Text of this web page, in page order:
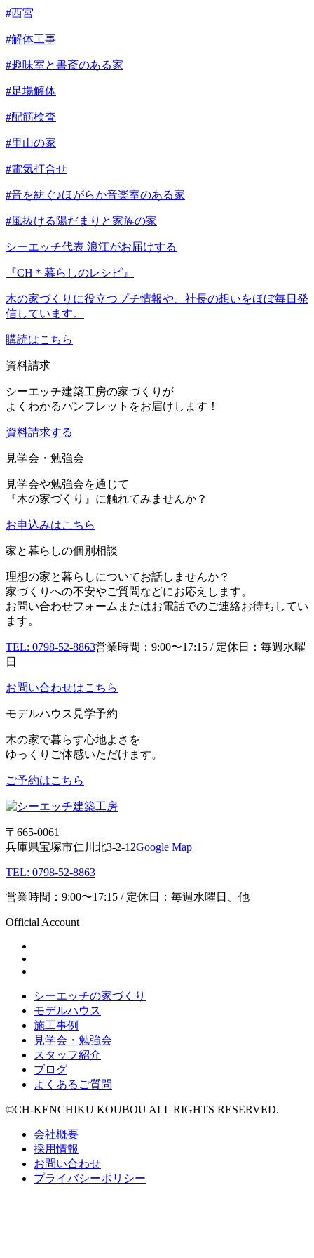
#西宮
#解体工事
#趣味室と書斎のある家
#足場解体
#配筋検査
#里山の家
#電気打合せ
#音を紡ぐ♪ほがらか音楽室のある家
#風抜ける陽だまりと家族の家
シーエッチ代表 浪江がお届けする
『CH＊暮らしのレシピ』
木の家づくりに役立つプチ情報や、社長の想いをほぼ毎日発
信しています。
購読はこちら
資料請求
シーエッチ建築工房の家づくりが
よくわかるパンフレットをお届けします！
資料請求する
見学会・勉強会
見学会や勉強会を通じて
『木の家づくり』に触れてみませんか？
お申込みはこちら
家と暮らしの個別相談
理想の家と暮らしについてお話しませんか？
家づくりへの不安やご質問などにお応えします。
お問い合わせフォームまたはお電話でのご連絡お待ちしてい
ます。
TEL: 0798-52-8863営業時間：9:00〜17:15 / 定休日：毎週水曜
日
お問い合わせはこちら
モデルハウス見学予約
木の家で暮らす心地よさを
ゆっくりご体感いただけます。
ご予約はこちら
〒665-0061
兵庫県宝塚市仁川北3-2-12Google Map
TEL: 0798-52-8863
営業時間：9:00〜17:15 / 定休日：毎週水曜日、他
Official Account
シーエッチの家づくり
モデルハウス
施工事例
見学会・勉強会
スタッフ紹介
ブログ
よくあるご質問
©CH-KENCHIKU KOUBOU ALL RIGHTS RESERVED.
会社概要
採用情報
お問い合わせ
プライバシーポリシー